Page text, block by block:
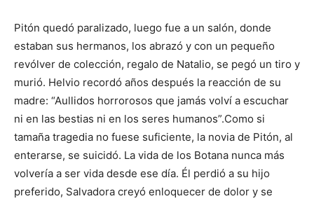
Pitón quedó paralizado, luego fue a un salón, donde
estaban sus hermanos, los abrazó y con un pequeño
revólver de colección, regalo de Natalio, se pegó un tiro y
murió. Helvio recordó años después la reacción de su
madre: “Aullidos horrorosos que jamás volví a escuchar
ni en las bestias ni en los seres humanos”.Como si
tamaña tragedia no fuese suficiente, la novia de Pitón, al
enterarse, se suicidó. La vida de los Botana nunca más
volvería a ser vida desde ese día. Él perdió a su hijo
preferido, Salvadora creyó enloquecer de dolor y se